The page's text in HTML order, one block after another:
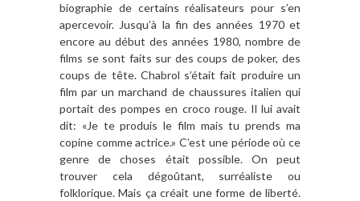
biographie de certains réalisateurs pour s’en
apercevoir. Jusqu’à la fin des années 1970 et
encore au début des années 1980, nombre de
films se sont faits sur des coups de poker, des
coups de tête. Chabrol s’était fait produire un
film par un marchand de chaussures italien qui
portait des pompes en croco rouge. Il lui avait
dit: «Je te produis le film mais tu prends ma
copine comme actrice.» C’est une période où ce
genre de choses était possible. On peut
trouver cela dégoûtant, surréaliste ou
folklorique. Mais ça créait une forme de liberté.